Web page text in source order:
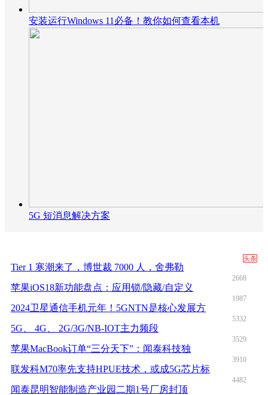
安装运行Windows 11必备！教你如何查看本机
5G 短消息解决方案
头条
Tier 1 寒潮来了，博世裁 7000 人，舍弗勒
2668
苹果iOS18新功能盘点：应用锁/隐藏/自定义
1987
2024卫星通信手机元年！5GNTN是核心发展方
5332
5G、 4G、 2G/3G/NB-IOT主力频段
3529
苹果MacBook订单“三分天下”：闻泰科技独
3910
联发科M70率先支持HPUE技术，或成5G芯片标
4482
闻泰昆明智能制造产业园二期1号厂房封顶